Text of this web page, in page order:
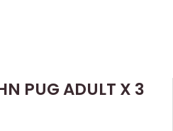
PUG ADULT X 3